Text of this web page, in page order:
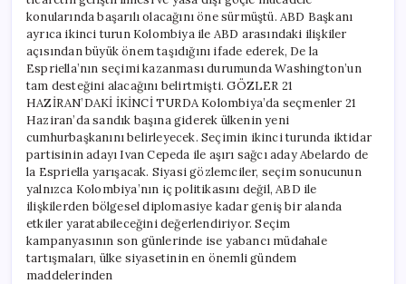
konularında başarılı olacağını öne sürmüştü. ABD Başkanı
ayrıca ikinci turun Kolombiya ile ABD arasındaki ilişkiler
açısından büyük önem taşıdığını ifade ederek, De la
Espriella’nın seçimi kazanması durumunda Washington’un
tam desteğini alacağını belirtmişti. GÖZLER 21
HAZİRAN’DAKİ İKİNCİ TURDA Kolombiya’da seçmenler 21
Haziran’da sandık başına giderek ülkenin yeni
cumhurbaşkanını belirleyecek. Seçimin ikinci turunda iktidar
partisinin adayı Ivan Cepeda ile aşırı sağcı aday Abelardo de
la Espriella yarışacak. Siyasi gözlemciler, seçim sonucunun
yalnızca Kolombiya’nın iç politikasını değil, ABD ile
ilişkilerden bölgesel diplomasiye kadar geniş bir alanda
etkiler yaratabileceğini değerlendiriyor. Seçim
kampanyasının son günlerinde ise yabancı müdahale
tartışmaları, ülke siyasetinin en önemli gündem
maddelerinden